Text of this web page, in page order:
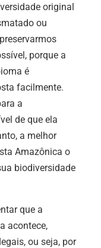
original
ou
porque a
é
facilmente.
a
de que ela
a melhor
Amazônica o
biodiversidade
que a
acontece,
ou seja, por